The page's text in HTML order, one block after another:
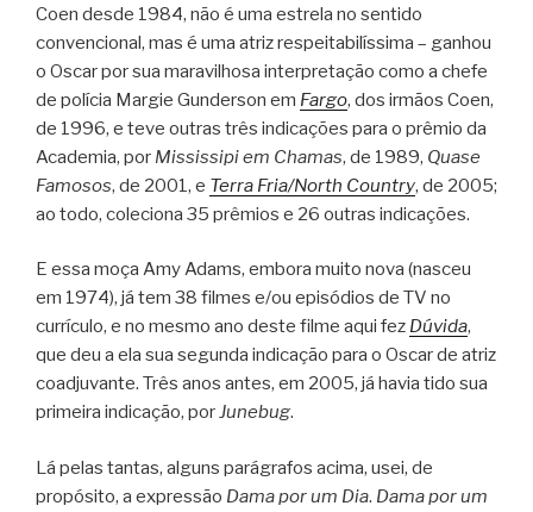
Coen desde 1984, não é uma estrela no sentido
convencional, mas é uma atriz respeitabilíssima – ganhou
o Oscar por sua maravilhosa interpretação como a chefe
de polícia Margie Gunderson em Fargo, dos irmãos Coen,
de 1996, e teve outras três indicações para o prêmio da
Academia, por Mississipi em Chamas, de 1989, Quase
Famosos, de 2001, e Terra Fria/North Country, de 2005;
ao todo, coleciona 35 prêmios e 26 outras indicações.
E essa moça Amy Adams, embora muito nova (nasceu
em 1974), já tem 38 filmes e/ou episódios de TV no
currículo, e no mesmo ano deste filme aqui fez Dúvida,
que deu a ela sua segunda indicação para o Oscar de atriz
coadjuvante. Três anos antes, em 2005, já havia tido sua
primeira indicação, porJunebug.
Lá pelas tantas, alguns parágrafos acima, usei, de
propósito, a expressão Dama por um Dia. Dama por um